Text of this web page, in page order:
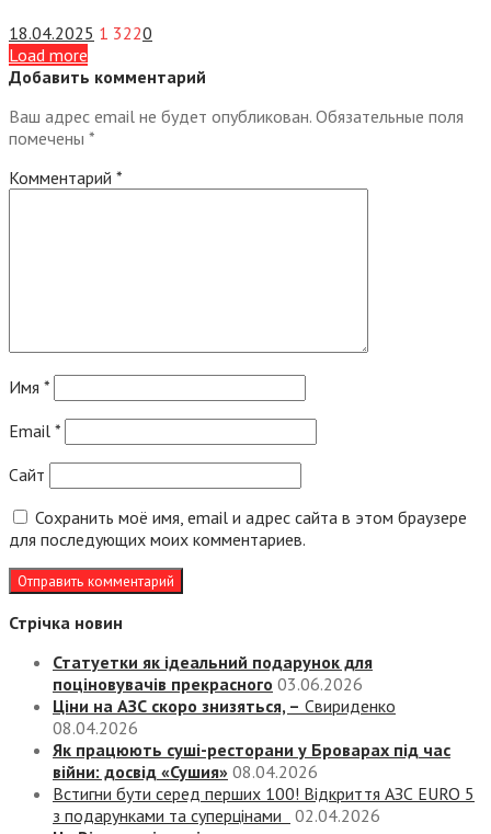
18.04.2025 1 3220
Load more
Добавить комментарий
Ваш адрес email не будет опубликован. Обязательные поля
помечены *
Комментарий *
Имя *
Email *
Сайт
Сохранить моё имя, email и адрес сайта в этом браузере
для последующих моих комментариев.
Стрічка новин
Статуетки як ідеальний подарунок для
поціновувачів прекрасного 03.06.2026
Ціни на АЗС скоро знизяться, – Свириденко
08.04.2026
Як працюють суші-ресторани у Броварах під час
війни: досвід «Сушия» 08.04.2026
Встигни бути серед перших 100! Відкриття АЗС EURO 5
з подарунками та суперцінами
02.04.2026